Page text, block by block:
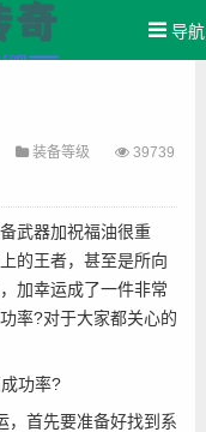
导航
装备等级
39739
武器加祝福油很重
的王者，甚至是所向
加幸运成了一件非常
率?对于大家都关心的
首先要准备好找到系